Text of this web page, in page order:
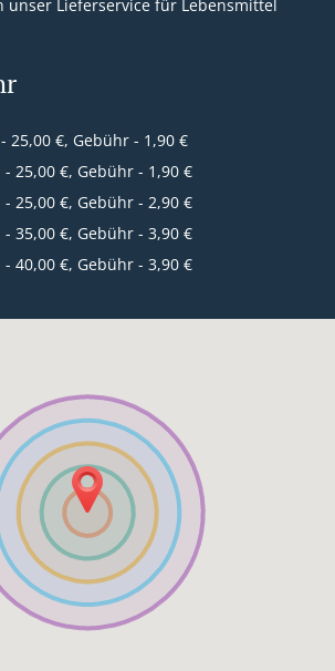
unser Lieferservice für Lebensmittel
25,00 €, Gebühr - 1,90 €
25,00 €, Gebühr - 1,90 €
25,00 €, Gebühr - 2,90 €
35,00 €, Gebühr - 3,90 €
40,00 €, Gebühr - 3,90 €